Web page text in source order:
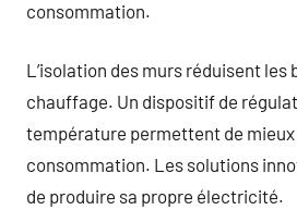
consommation.
L’isolation des murs réduisent les
chauffage. Un dispositif de
température permettent de mieux
consommation. Les solutions
de produire sa propre électricité.